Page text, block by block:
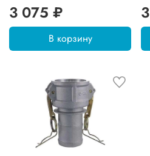
3 075 ₽
В корзину